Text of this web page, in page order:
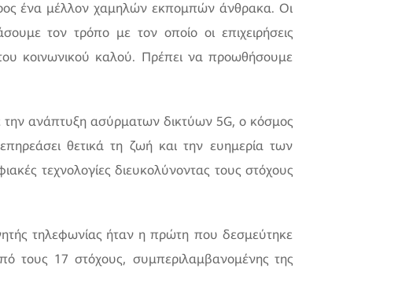
ένα μέλλον χαμηλών εκπομπών άνθρακα. Οι
τον τρόπο με τον οποίο οι επιχειρήσεις
κοινωνικού καλού. Πρέπει να προωθήσουμε
την ανάπτυξη ασύρματων δικτύων 5G, ο κόσμος
θετικά τη ζωή και την ευημερία των
τεχνολογίες διευκολύνοντας τους στόχους
τηλεφωνίας ήταν η πρώτη που δεσμεύτηκε
τους 17 στόχους, συμπεριλαμβανομένης της